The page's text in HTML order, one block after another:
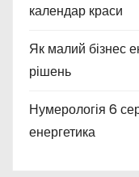
календар краси
Як малий бізнес
рішень
Нумерологія 6
енергетика